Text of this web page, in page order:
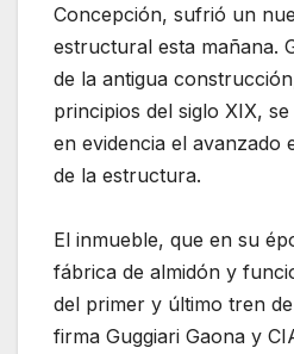
Concepción, sufrió un
estructural esta mañana.
de la antigua
principios del siglo XIX,
en evidencia el avanzado
de la estructura.
El inmueble, que en su
fábrica de almidón y
del primer y último tren
firma Guggiari Gaona y